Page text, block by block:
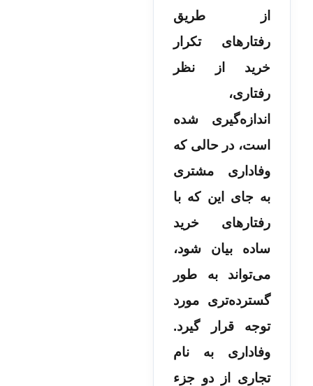
از طریق
رفتارهای تکرار
خرید از نظر
رفتاری،
اندازه‌گیری شده
است، در حالی که
وفاداری مشتری
به جای این که با
رفتارهای خرید
ساده بیان شود،
می‌تواند به طور
گسترده‌تری مورد
توجه قرار گیرد.
وفاداری به نام
تجاری از دو جزء